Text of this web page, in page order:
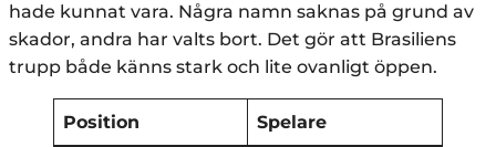
hade kunnat vara. Några namn saknas på grund av
skador, andra har valts bort. Det gör att Brasiliens
trupp både känns stark och lite ovanligt öppen.
Position Spelare